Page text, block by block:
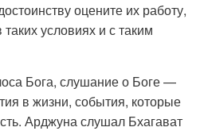
оцените их работу,
условиях и с таким
Бога, слушание о Боге —
в жизни, события, которые
Арджуна слушал Бхагават